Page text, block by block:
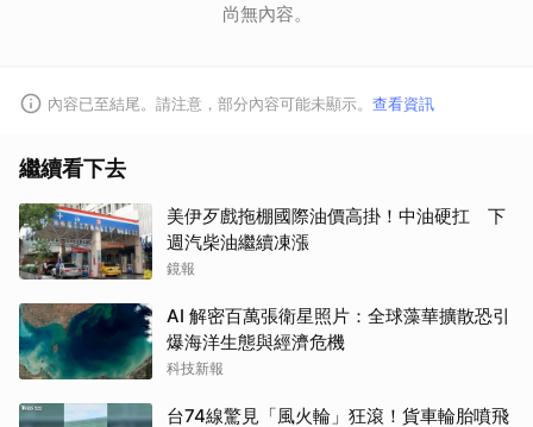
尚無內容。
內容已至結尾。請注意，部分內容可能未顯示。 查看資訊
繼續看下去
美伊歹戲拖棚國際油價高掛！中油硬扛 下
週汽柴油繼續凍漲
鏡報
AI 解密百萬張衛星照片：全球藻華擴散恐引
爆海洋生態與經濟危機
科技新報
台74線驚見「風火輪」狂滾！貨車輪胎噴飛